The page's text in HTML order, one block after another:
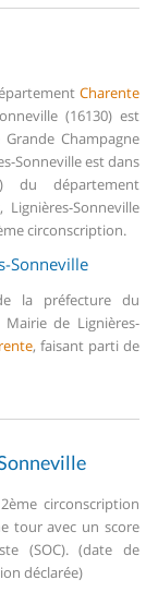
Charente
(16130) est
Champagne
Sonneville est dans
du département
Sonneville
circonscription.
Sonneville
la préfecture du
de Lignières-
, faisant parti de
circonscription
tour avec un score
(SOC). (date de
déclarée)